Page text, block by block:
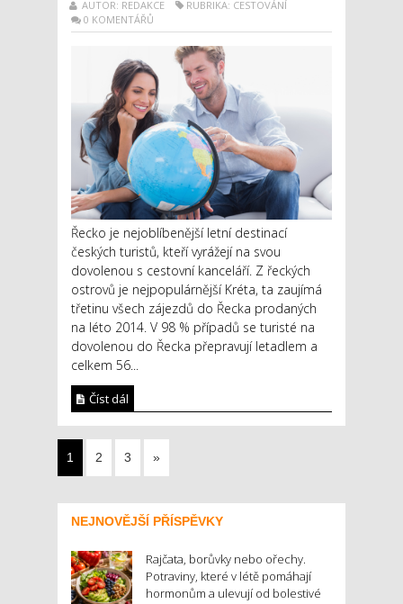
AUTOR: REDAKCE
RUBRIKA: CESTOVÁNÍ
0 KOMENTÁŘŮ
Řecko je nejoblíbenější letní destinací
českých turistů, kteří vyrážejí na svou
dovolenou s cestovní kanceláří. Z řeckých
ostrovů je nejpopulárnější Kréta, ta zaujímá
třetinu všech zájezdů do Řecka prodaných
na léto 2014. V 98 % případů se turisté na
dovolenou do Řecka přepravují letadlem a
celkem 56...
Číst dál
1 2 3 »
NEJNOVĚJŠÍ PŘÍSPĚVKY
Rajčata, borůvky nebo ořechy.
Potraviny, které v létě pomáhají
hormonům a ulevují od bolestivé